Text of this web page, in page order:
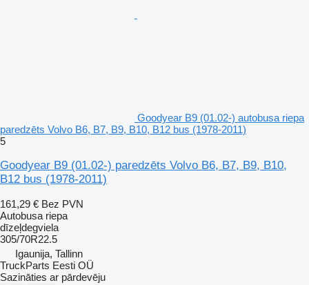
Goodyear B9 (01.02-) autobusa riepa
paredzēts Volvo B6, B7, B9, B10, B12 bus (1978-2011)
5
Goodyear B9 (01.02-) paredzēts Volvo B6, B7, B9, B10,
B12 bus (1978-2011)
161,29 € Bez PVN
Autobusa riepa
dīzeļdegviela
305/70R22.5
Igaunija, Tallinn
TruckParts Eesti OÜ
Sazināties ar pārdevēju